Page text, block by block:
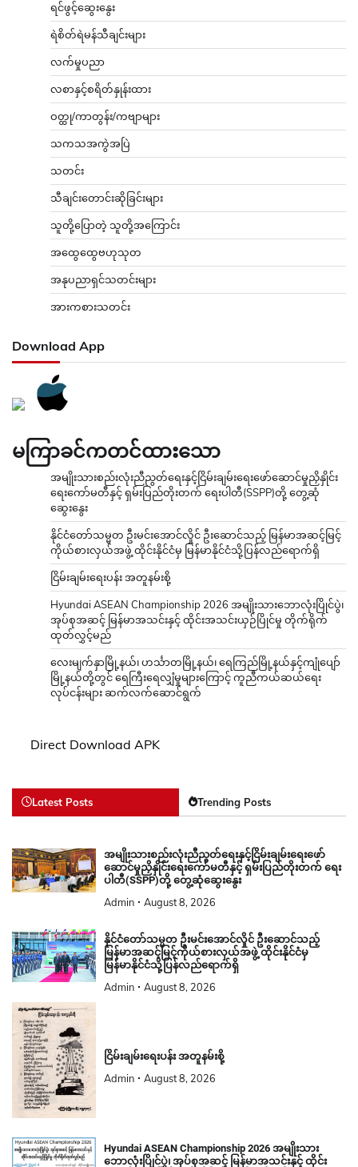
ရင်ဖွင့်ဆွေးနွေး
ရဲစိတ်ရဲမန်သီချင်းများ
လက်မှုပညာ
လစာနှင့်စရိတ်နှုန်းထား
ဝတ္ထု/ကာတွန်း/ကဗျာများ
သကသအကွဲအပြဲ
သတင်း
သီချင်းတောင်းဆိုခြင်းများ
သူတို့ပြောတဲ့ သူတို့အကြောင်း
အထွေထွေဗဟုသုတ
အနုပညာရှင်သတင်းများ
အားကစားသတင်း
Download App
မကြာခင်ကတင်ထားသော
အမျိုးသားစည်းလုံးညီညွတ်ရေးနှင့်ငြိမ်းချမ်းရေးဖော်ဆောင်မှုညှိနှိုင်း
ရေးကော်မတီနှင့် ရှမ်းပြည်တိုးတက် ရေးပါတီ(SSPP)တို့ တွေ့ဆုံ
ဆွေးနွေး
နိုင်ငံတော်သမ္မတ ဦးမင်းအောင်လှိုင် ဦးဆောင်သည့် မြန်မာအဆင့်မြင့်
ကိုယ်စားလှယ်အဖွဲ့ ထိုင်းနိုင်ငံမှ မြန်မာနိုင်ငံသို့ပြန်လည်ရောက်ရှိ
ငြိမ်းချမ်းရေးပန်း အတူနမ်းစို့
Hyundai ASEAN Championship 2026 အမျိုးသားဘောလုံးပြိုင်ပွဲ၊
အုပ်စုအဆင့် မြန်မာအသင်းနှင့် ထိုင်းအသင်းယှဉ်ပြိုင်မှု တိုက်ရိုက်
ထုတ်လွှင့်မည်
လေးမျက်နှာမြို့နယ်၊ ဟင်္သာတမြို့နယ်၊ ရေကြည်မြို့နယ်နှင့်ကျုံပျော်
မြို့နယ်တို့တွင် ရေကြီးရေလျှံမှုများကြောင့် ကူညီကယ်ဆယ်ရေး
လုပ်ငန်းများ ဆက်လက်ဆောင်ရွက်
Direct Download APK
Latest Posts Trending Posts
အမျိုးသားစည်းလုံးညီညွတ်ရေးနှင့်ငြိမ်းချမ်းရေးဖော်
ဆောင်မှုညှိနှိုင်းရေးကော်မတီနှင့် ရှမ်းပြည်တိုးတက် ရေး
ပါတီ(SSPP)တို့ တွေ့ဆုံဆွေးနွေး
Admin August 8, 2026
နိုင်ငံတော်သမ္မတ ဦးမင်းအောင်လှိုင် ဦးဆောင်သည့်
မြန်မာအဆင့်မြင့်ကိုယ်စားလှယ်အဖွဲ့ ထိုင်းနိုင်ငံမှ
မြန်မာနိုင်ငံသို့ပြန်လည်ရောက်ရှိ
Admin August 8, 2026
ငြိမ်းချမ်းရေးပန်း အတူနမ်းစို့
Admin August 8, 2026
Hyundai ASEAN Championship 2026 အမျိုးသား
ဘောလုံးပြိုင်ပွဲ၊ အုပ်စုအဆင့် မြန်မာအသင်းနှင့် ထိုင်း